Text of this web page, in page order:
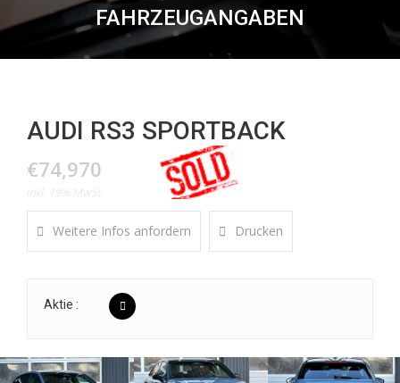
FAHRZEUGANGABEN
AUDI RS3 SPORTBACK
€74,970
Weitere Infos anfordern Drucken
Aktie :